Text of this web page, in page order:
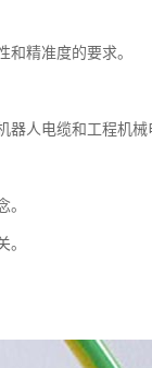
精准度的要求。
人电缆和工程机
。
。